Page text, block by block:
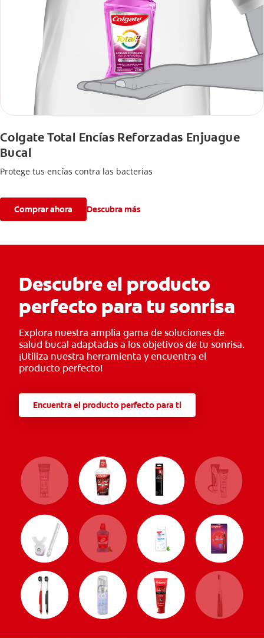
Colgate Total Encías Reforzadas Enjuague
Bucal
Protege tus encías contra las bacterias
Comprar ahora Descubra más
Descubre el producto
perfecto para tu sonrisa
Explora nuestra amplia gama de soluciones de
salud bucal adaptadas a los objetivos de tu sonrisa.
¡Utiliza nuestra herramienta y encuentra el
producto perfecto!
Encuentra el producto perfecto para ti